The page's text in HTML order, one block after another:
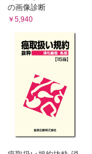
の画像診断
￥5,940